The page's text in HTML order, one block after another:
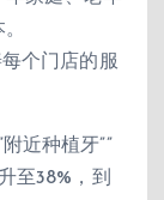
个门店的服
近种植牙””
至38%，到